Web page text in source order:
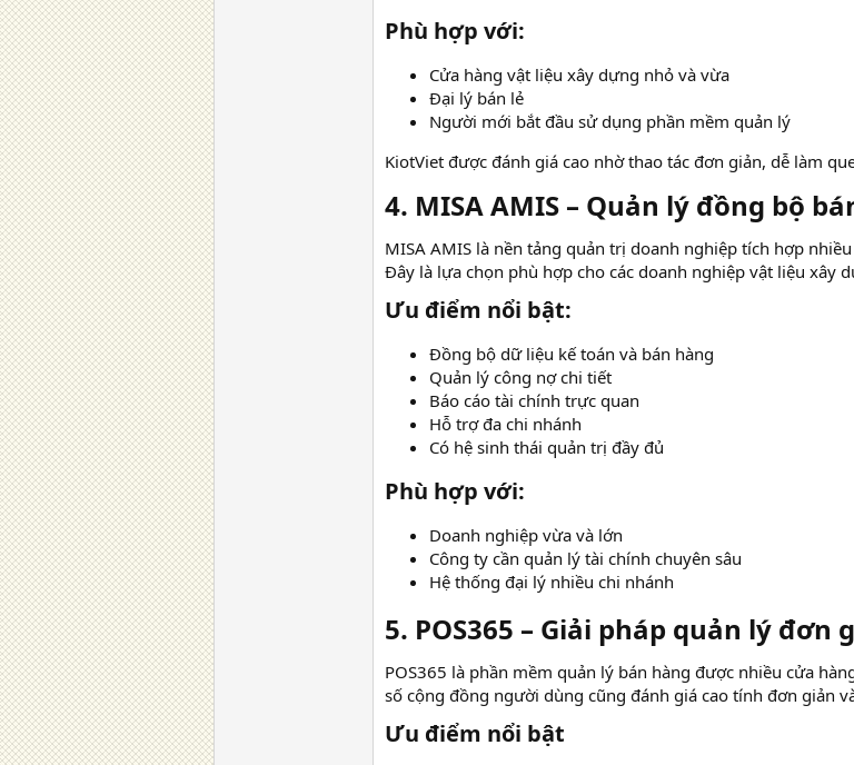
Phù hợp với:​
Cửa hàng vật liệu xây dựng nhỏ và vừa
Đại lý bán lẻ
Người mới bắt đầu sử dụng phần mềm quản lý
KiotViet được đánh giá cao nhờ thao tác đơn giản, dễ làm
4. MISA AMIS – Quản lý đồng bộ
MISA AMIS là nền tảng quản trị doanh nghiệp tích hợp
Đây là lựa chọn phù hợp cho các doanh nghiệp vật liệu xây
Ưu điểm nổi bật:​
Đồng bộ dữ liệu kế toán và bán hàng
Quản lý công nợ chi tiết
Báo cáo tài chính trực quan
Hỗ trợ đa chi nhánh
Có hệ sinh thái quản trị đầy đủ
Phù hợp với:​
Doanh nghiệp vừa và lớn
Công ty cần quản lý tài chính chuyên sâu
Hệ thống đại lý nhiều chi nhánh
5. POS365 – Giải pháp quản lý
POS365 là phần mềm quản lý bán hàng được nhiều cửa
số cộng đồng người dùng cũng đánh giá cao tính đơn giản
Ưu điểm nổi bật​